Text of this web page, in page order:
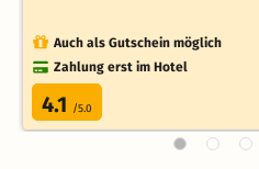
Auch als Gutschein möglich
Zahlung erst im Hotel
4.1 /5.0